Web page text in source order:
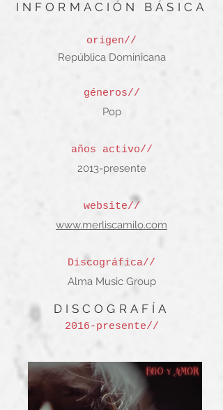
INFORMACIÓN BÁSICA
origen//
República Dominicana
géneros//
Pop
años activo//
2013-presente
website//
www.merliscamilo.com
Discográfica//
Alma Music Group
DISCOGRAFÍA
2016-presente//